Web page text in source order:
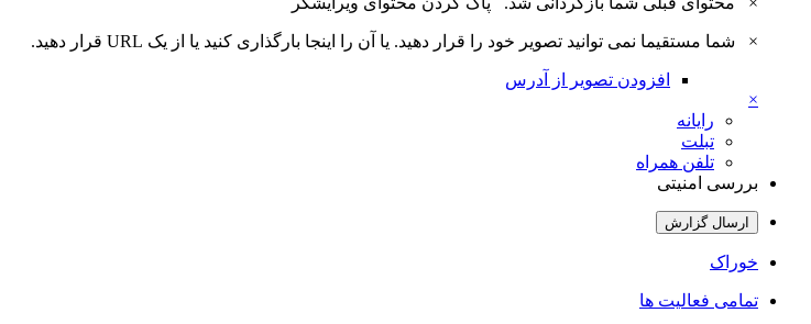
× شما مستقیما نمی توانید تصویر خود را قرار دهید. یا آن را اینجا بارگذاری کنید یا از یک URL قرار دهید.
افزودن تصویر از آدرس
×
رایانه
تبلت
تلفن همراه
بررسی امنیتی
ارسال گزارش
خوراک
تمامی فعالیت ها